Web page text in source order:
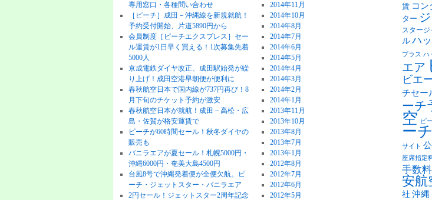
専用窓口・各種問い合わせ
［ピーチ］成田－沖縄線を新規就航！
予約受付開始、片道5890円から
会員制度［ピーチエクスプレス］セー
ル運賃が1日早く買える！1次募集先着
5000人
京成電鉄ダイヤ改正、成田駅始発が繰
り上げ！成田空港早朝便が便利に
春秋航空日本で国内線が737円再び！8
月下旬のチケット予約が激安
春秋航空日本が就航！成田－高松・広
島・佐賀が格安運賃で
ピーチが60時間セール！秋冬ダイヤの
販売も
バニラエアが夏セール！札幌5000円・
沖縄6000円・奄美大島4500円
台風8号で沖縄発着便が全便欠航。ピ
ーチ・ジェットスター・バニラエア
2円セール！ジェットスター2周年記念
2014年11月
2014年10月
2014年8月
2014年7月
2014年6月
2014年5月
2014年4月
2014年3月
2014年2月
2014年1月
2013年11月
2013年10月
2013年8月
2013年7月
2013年1月
2012年8月
2012年7月
2012年6月
2012年5月
賃 コン
ター
スタージ
ルハ
プラス ハ
エア
ビエ
チセー
ーチ
空 ピ
ー
サイト
座席指定
手数料
安航
社 沖縄